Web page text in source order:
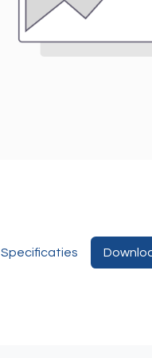
Specificaties